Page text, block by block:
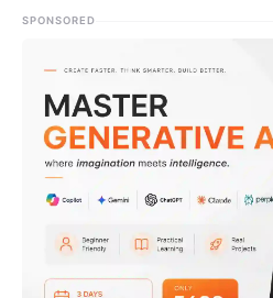
SPONSORED